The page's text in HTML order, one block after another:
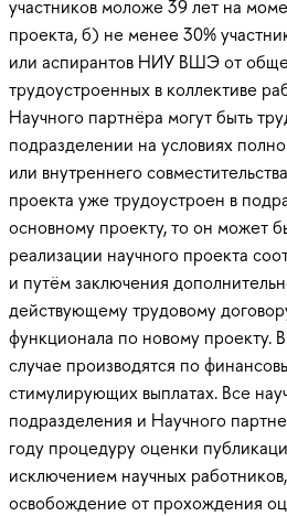
участников моложе 39 лет на
проекта, б) не менее 30%
или аспирантов НИУ ВШЭ от
трудоустроенных в коллективе
Научного партнёра могут быть
подразделении на условиях
или внутреннего
проекта уже трудоустроен в
основному проекту, то он может
реализации научного проекта
и путём заключения
действующему трудовому
функционала по новому проекту.
случае производятся по
стимулирующих выплатах. Все
подразделения и Научного
году процедуру оценки
исключением научных
освобождение от прохождения